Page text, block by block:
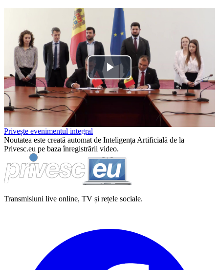
Play
Video
Privește evenimentul integral
Noutatea este creată automat de Inteligența Artificială de la
Privesc.eu pe baza înregistrării video.
Transmisiuni live online, TV și rețele sociale.